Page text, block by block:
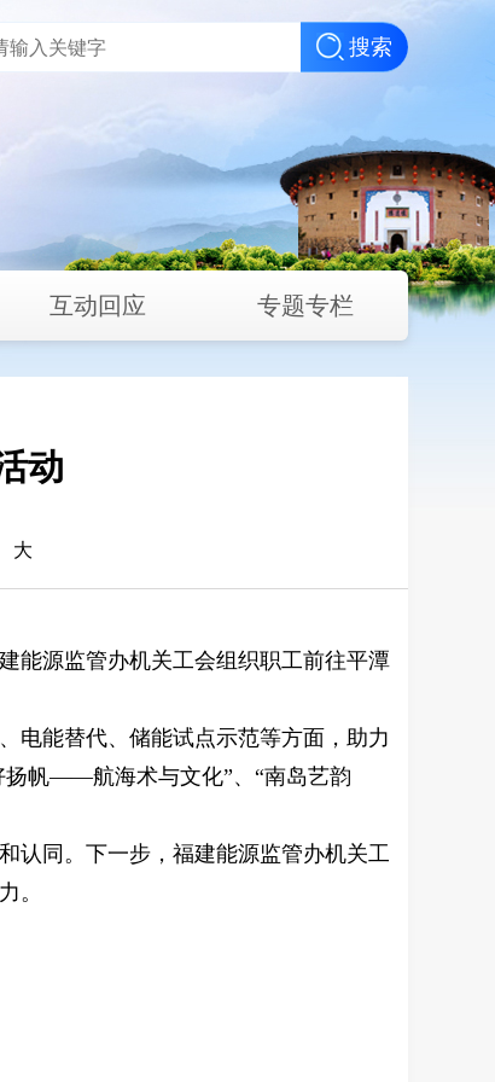
搜索
互动回应 专题专栏
动
大
能源监管办机关工会组织职工前往平潭
电能替代、储能试点示范等方面，助力
扬帆——航海术与文化”、“南岛艺韵
认同。下一步，福建能源监管办机关工
。